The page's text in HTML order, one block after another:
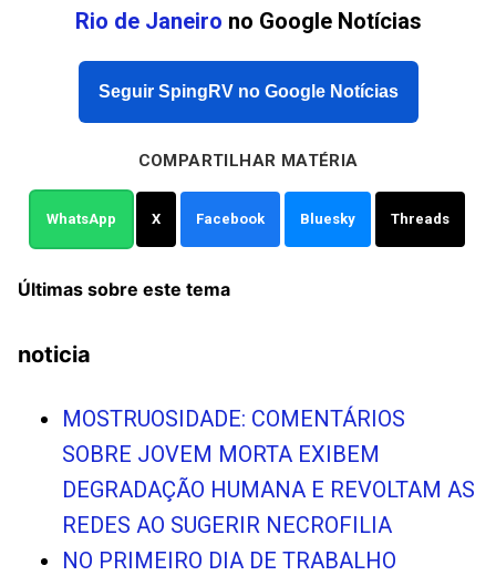
Rio de Janeiro no Google Notícias
Seguir SpingRV no Google Notícias
COMPARTILHAR MATÉRIA
WhatsApp X Facebook Bluesky Threads
Últimas sobre este tema
noticia
MOSTRUOSIDADE: COMENTÁRIOS
SOBRE JOVEM MORTA EXIBEM
DEGRADAÇÃO HUMANA E REVOLTAM AS
REDES AO SUGERIR NECROFILIA
NO PRIMEIRO DIA DE TRABALHO